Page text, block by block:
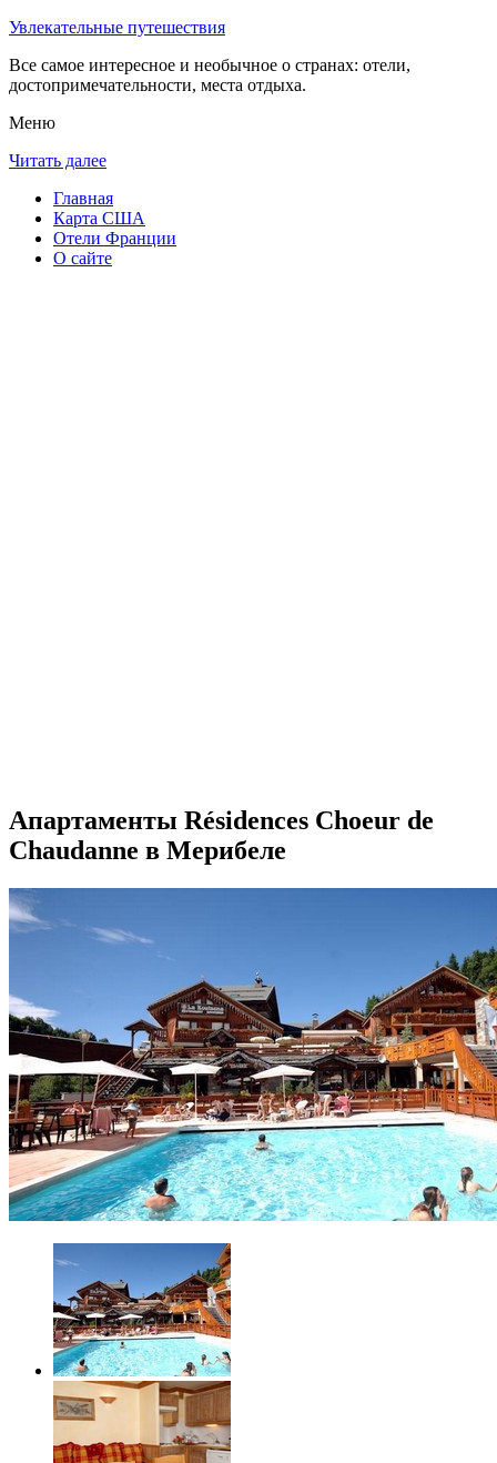
Увлекательные путешествия
Все самое интересное и необычное о странах: отели,
достопримечательности, места отдыха.
Меню
Читать далее
Главная
Карта США
Отели Франции
О сайте
Апартаменты Résidences Choeur de
Chaudanne в Мерибеле